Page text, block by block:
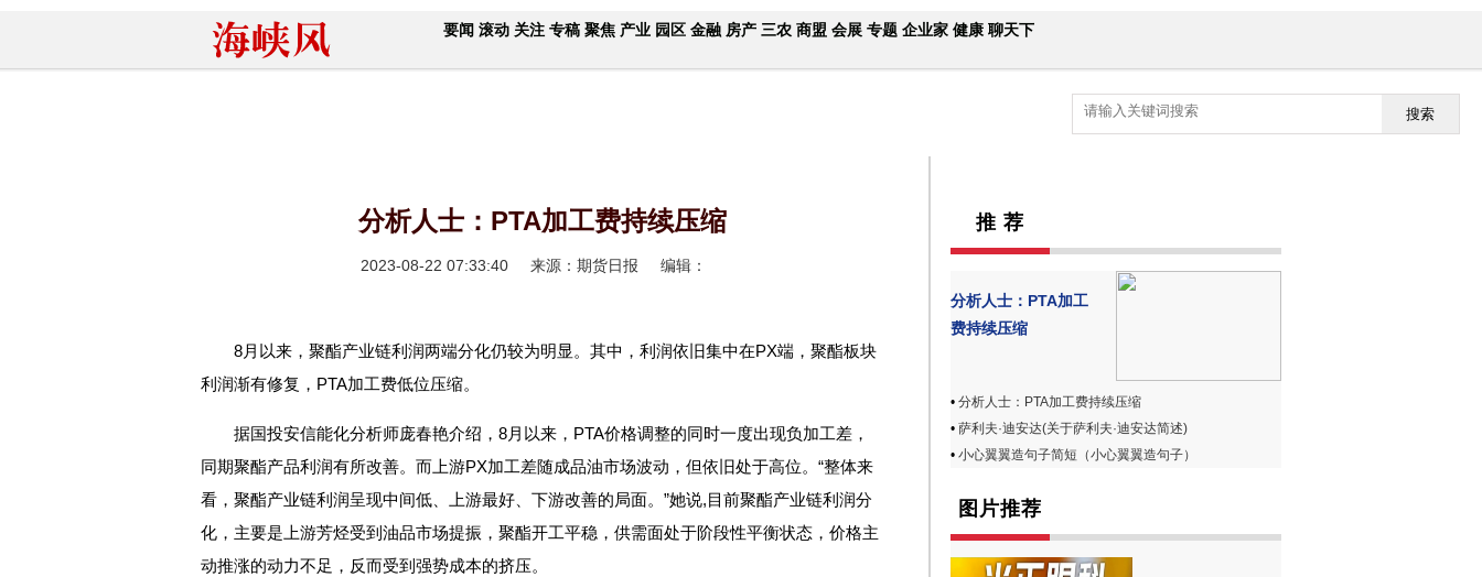
要闻 滚动 关注 专稿 聚焦 产业 园区 金融 房产 三农 商盟 会展 专题 企业家 健康 聊天下
搜索
分析人士：PTA加工费持续压缩
2023-08-22 07:33:40 来源：期货日报 编辑：
8月以来，聚酯产业链利润两端分化仍较为明显。其中，利润依旧集中在PX端，聚酯板块
利润渐有修复，PTA加工费低位压缩。
据国投安信能化分析师庞春艳介绍，8月以来，PTA价格调整的同时一度出现负加工差，
同期聚酯产品利润有所改善。而上游PX加工差随成品油市场波动，但依旧处于高位。“整体来
看，聚酯产业链利润呈现中间低、上游最好、下游改善的局面。”她说,目前聚酯产业链利润分
化，主要是上游芳烃受到油品市场提振，聚酯开工平稳，供需面处于阶段性平衡状态，价格主
动推涨的动力不足，反而受到强势成本的挤压。
推 荐
分析人士：PTA加工
费持续压缩
• 分析人士：PTA加工费持续压缩
• 萨利夫·迪安达(关于萨利夫·迪安达简述)
• 小心翼翼造句子简短（小心翼翼造句子）
图片推荐